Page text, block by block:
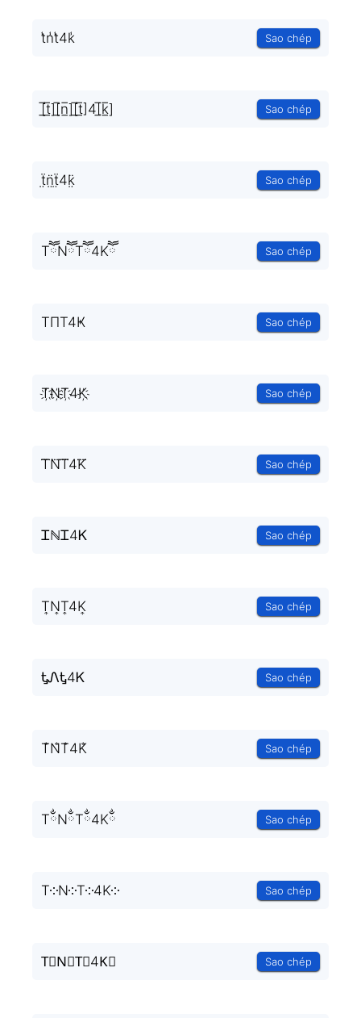
t̾n̾t̾4k̾ Sao chép
[̲̅t̲̅][̲̅n̲̅][̲̅t̲̅]4[̲̅k̲̅] Sao chép
ẗ̤n̤̈ẗ̤4k̤̈ Sao chép
TཽNཽTཽ4Kཽ Sao chép
TΠT4Ҝ Sao chép
T҉N҉T҉4K҉ Sao chép
T⃜N⃜T⃜4K⃜ Sao chép
ᏆℕᏆ4Ꮶ Sao chép
T͎N͎T͎4K͎ Sao chép
ᎿᏁᎿ4Ꮶ Sao chép
T̐N̐T̐4K̐ Sao chép
TྂNྂTྂ4Kྂ Sao chép
T༶N༶T༶4K༶ Sao chép
T⃒N⃒T⃒4K⃒ Sao chép